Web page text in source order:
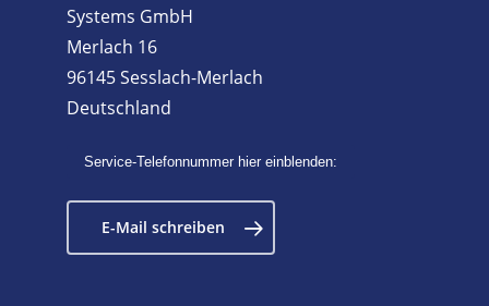
Systems GmbH
Merlach 16
96145 Sesslach-Merlach
Deutschland
Service-Telefonnummer hier einblenden:
E-Mail schreiben